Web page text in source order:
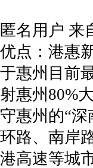
匿名用户 来
优点：港惠
于惠州目前
射惠州80%
守惠州的“
环路、南岸
港高速等城